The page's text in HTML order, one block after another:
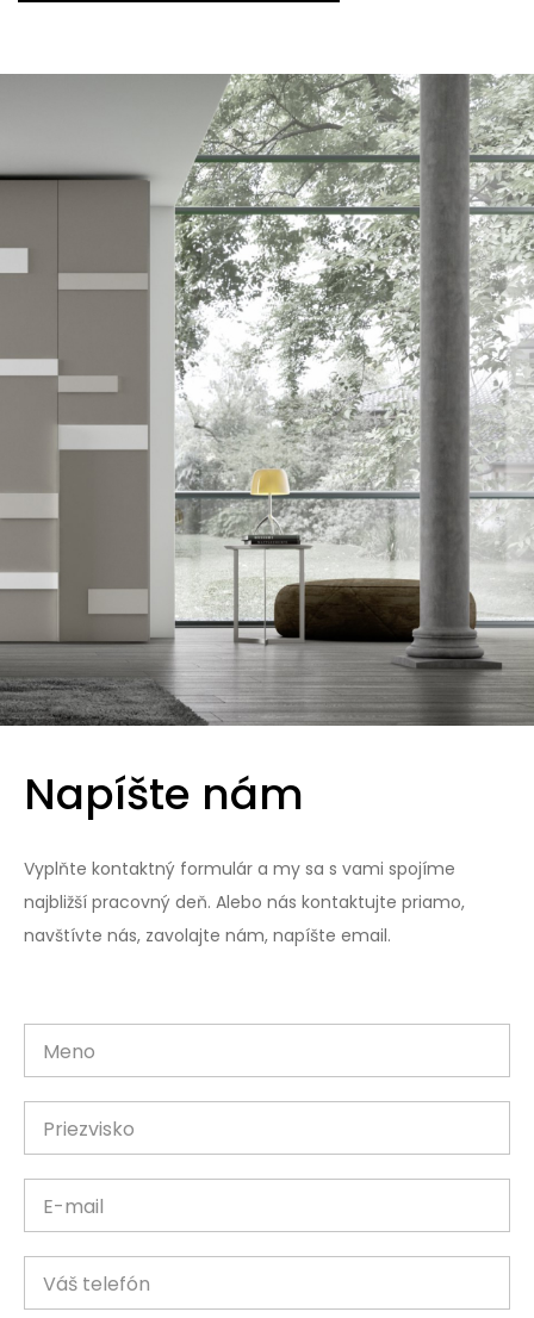
Napíšte nám
Vyplňte kontaktný formulár a my sa s vami spojíme
najbližší pracovný deň. Alebo nás kontaktujte priamo,
navštívte nás, zavolajte nám, napíšte email.
Meno
Priezvisko
E-mail
Váš telefón